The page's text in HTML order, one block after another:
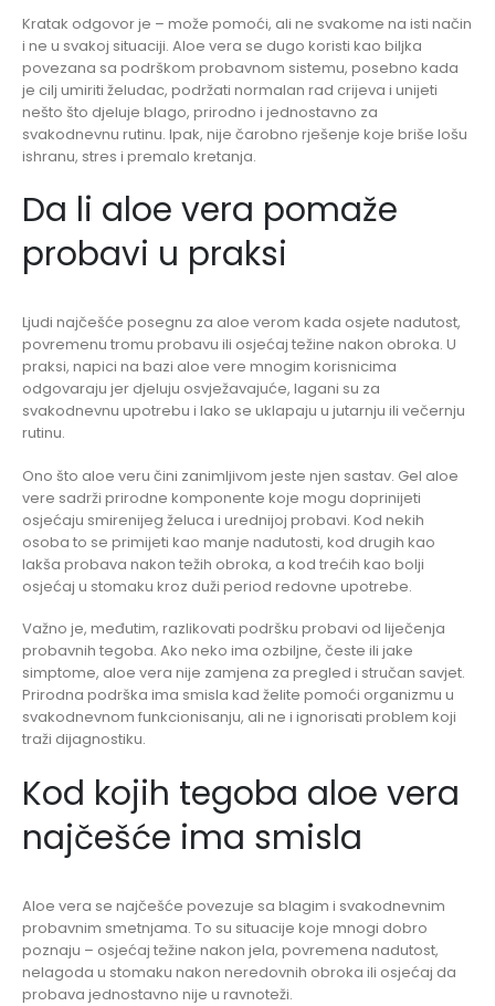
Kratak odgovor je – može pomoći, ali ne svakome na isti način
i ne u svakoj situaciji. Aloe vera se dugo koristi kao biljka
povezana sa podrškom probavnom sistemu, posebno kada
je cilj umiriti želudac, podržati normalan rad crijeva i unijeti
nešto što djeluje blago, prirodno i jednostavno za
svakodnevnu rutinu. Ipak, nije čarobno rješenje koje briše lošu
ishranu, stres i premalo kretanja.
Da li aloe vera pomaže
probavi u praksi
Ljudi najčešće posegnu za aloe verom kada osjete nadutost,
povremenu tromu probavu ili osjećaj težine nakon obroka. U
praksi, napici na bazi aloe vere mnogim korisnicima
odgovaraju jer djeluju osvježavajuće, lagani su za
svakodnevnu upotrebu i lako se uklapaju u jutarnju ili večernju
rutinu.
Ono što aloe veru čini zanimljivom jeste njen sastav. Gel aloe
vere sadrži prirodne komponente koje mogu doprinijeti
osjećaju smirenijeg želuca i urednijoj probavi. Kod nekih
osoba to se primijeti kao manje nadutosti, kod drugih kao
lakša probava nakon težih obroka, a kod trećih kao bolji
osjećaj u stomaku kroz duži period redovne upotrebe.
Važno je, međutim, razlikovati podršku probavi od liječenja
probavnih tegoba. Ako neko ima ozbiljne, česte ili jake
simptome, aloe vera nije zamjena za pregled i stručan savjet.
Prirodna podrška ima smisla kad želite pomoći organizmu u
svakodnevnom funkcionisanju, ali ne i ignorisati problem koji
traži dijagnostiku.
Kod kojih tegoba aloe vera
najčešće ima smisla
Aloe vera se najčešće povezuje sa blagim i svakodnevnim
probavnim smetnjama. To su situacije koje mnogi dobro
poznaju – osjećaj težine nakon jela, povremena nadutost,
nelagoda u stomaku nakon neredovnih obroka ili osjećaj da
probava jednostavno nije u ravnoteži.